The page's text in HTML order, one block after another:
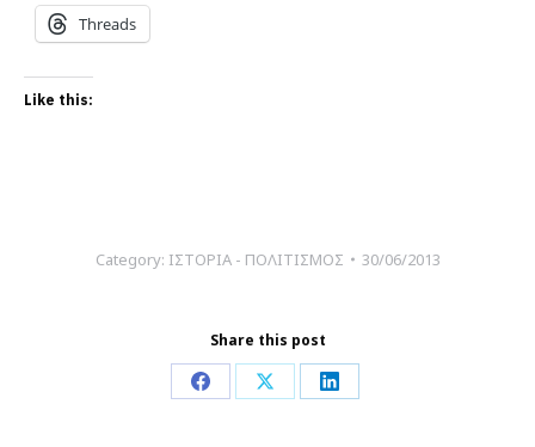
Threads
Like this:
Category: ΙΣΤΟΡΙΑ - ΠΟΛΙΤΙΣΜΟΣ 30/06/2013
Share this post
Share Share Share